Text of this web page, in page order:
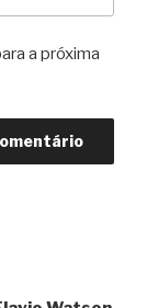
a próxima